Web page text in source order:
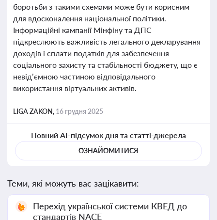
боротьби з такими схемами може бути корисним
для вдосконалення національної політики.
Інформаційні кампанії Мінфіну та ДПС
підкреслюють важливість легального декларування
доходів і сплати податків для забезпечення
соціального захисту та стабільності бюджету, що є
невід’ємною частиною відповідального
використання віртуальних активів.
LIGA ZAKON, 16 грудня 2025
Повний AI-підсумок дня та статті-джерела
ОЗНАЙОМИТИСЯ
Теми, які можуть вас зацікавити:
Перехід української системи КВЕД до
стандартів NACE